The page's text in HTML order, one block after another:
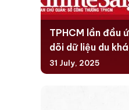
TPHCM lần đầu
dõi dữ liệu du
31 July, 2025